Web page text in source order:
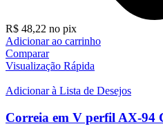
R$ 48,22 no pix
Adicionar ao carrinho
Comparar
Visualização Rápida
Adicionar à Lista de Desejos
Correia em V perfil AX-94